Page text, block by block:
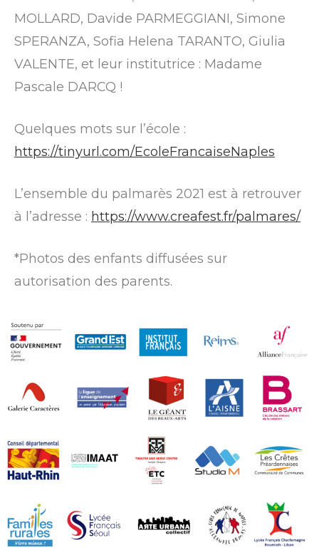
MOLLARD, Davide PARMEGGIANI, Simone
SPERANZA, Sofia Helena TARANTO, Giulia
VALENTE, et leur institutrice : Madame
Pascale DARCQ !
Quelques mots sur l’école :
https://tinyurl.com/EcoleFrancaiseNaples
L’ensemble du palmarès 2021 est à retrouver
à l’adresse : https://www.creafest.fr/palmares/
*Photos des enfants diffusées sur
autorisation des parents.